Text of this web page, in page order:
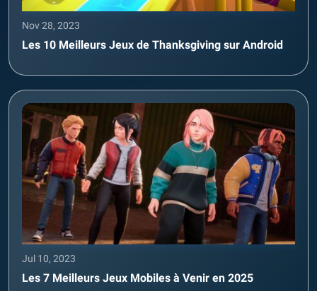
Nov 28, 2023
Les 10 Meilleurs Jeux de Thanksgiving sur Android
Jul 10, 2023
Les 7 Meilleurs Jeux Mobiles à Venir en 2025